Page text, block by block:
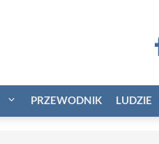
PRZEWODNIK LUDZIE